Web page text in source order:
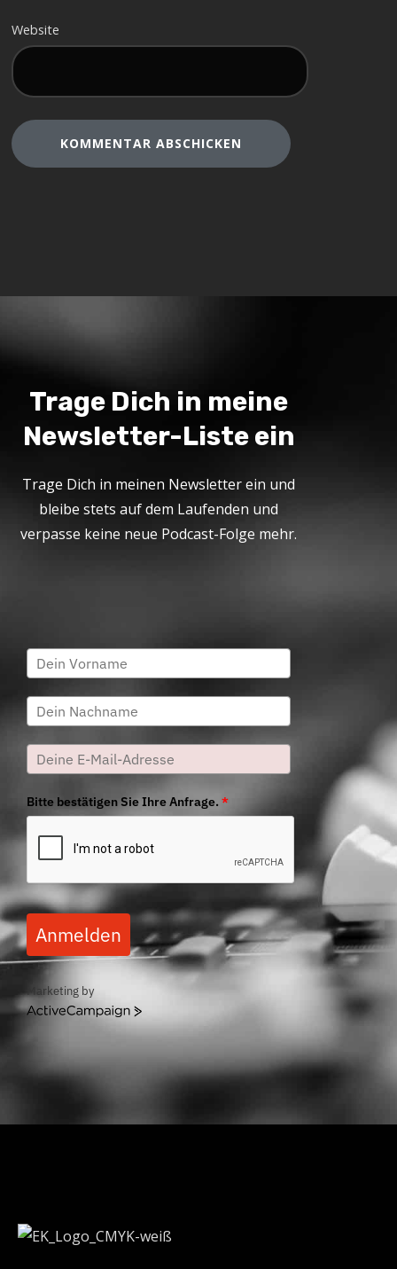
Website
Trage Dich in meine
Newsletter-Liste ein
Trage Dich in meinen Newsletter ein und
bleibe stets auf dem Laufenden und
verpasse keine neue Podcast-Folge mehr.
Bitte bestätigen Sie Ihre Anfrage. *
Anmelden
Marketing by
ActiveCampaign